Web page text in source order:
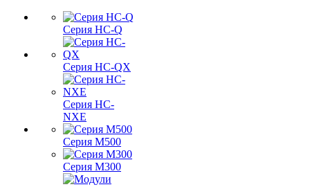
Серия HC-Q
Серия HC-QX
Серия HC-
NXE
Серия M500
Серия M300